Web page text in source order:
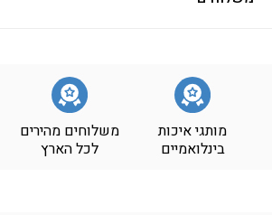
מותגי איכות
בינלואמיים
משלוחים מהירים
לכל הארץ